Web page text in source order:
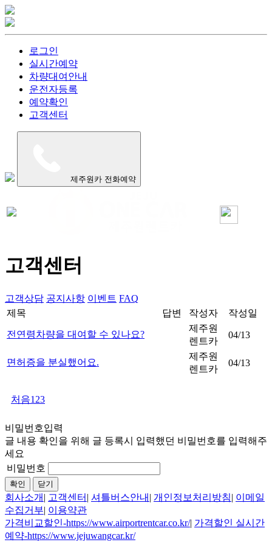
로그인
실시간예약
차량대여안내
운전자등록
예약확인
고객센터
제주원카 전화예약
고객센터
고객상담 공지사항 이벤트 FAQ
제목
답변 작성자 작성일
전연령차량을 대여할 수 있나요?
제주원
렌트카
04/13
면허증을 분실했어요.
제주원
렌트카
04/13
처음1 23
비밀번호입력
글 내용 확인을 위해 글 등록시 입력했던 비밀번호를 입력해주
세요
비밀번호
확인 닫기
회사소개 | 고객센터 | 셔틀버스안내 | 개인정보처리방침| 이메일
수집거부| 이용약관
가격비교할인-https://www.airportrentcar.co.kr/| 가격할인 실시간
예약-https://www.jejuwangcar.kr/